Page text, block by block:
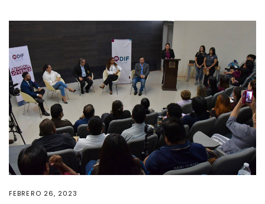
FEBRERO 26, 2023